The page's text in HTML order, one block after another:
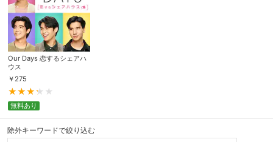
Our Days 恋するシェアハ
ウス
￥ 275
無料あり
除外キーワードで絞り込む